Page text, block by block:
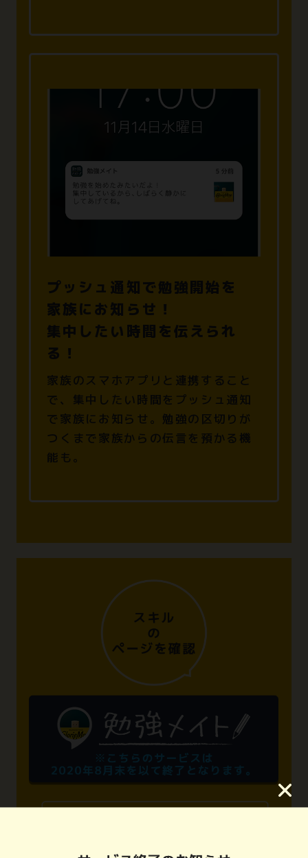
プッシュ通知で勉強開始を
家族にお知らせ！
集中したい時間を伝えられ
る！
家族のスマホアプリと連携すること
で、 集中したい時間をプッシュ通知
で家族にお知らせ。 勉強の区切りが
つくまで家族からの伝言を預かる機
能も。